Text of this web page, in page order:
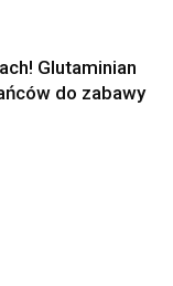
Glutaminian
do zabawy